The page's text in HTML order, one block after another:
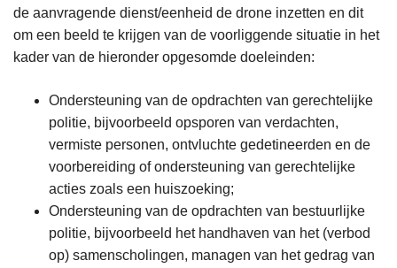
de aanvragende dienst/eenheid de drone inzetten en dit
om een beeld te krijgen van de voorliggende situatie in het
kader van de hieronder opgesomde doeleinden:
Ondersteuning van de opdrachten van gerechtelijke
politie, bijvoorbeeld opsporen van verdachten,
vermiste personen, ontvluchte gedetineerden en de
voorbereiding of ondersteuning van gerechtelijke
acties zoals een huiszoeking;
Ondersteuning van de opdrachten van bestuurlijke
politie, bijvoorbeeld het handhaven van het (verbod
op) samenscholingen, managen van het gedrag van